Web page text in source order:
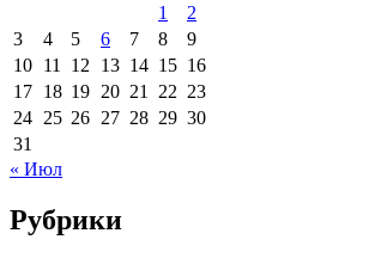
1
2
3
4 5 6 7 8
9
10 11 12 13 14 15 16
17 18 19 20 21 22 23
24 25 26 27 28 29 30
31
« Июл
Рубрики